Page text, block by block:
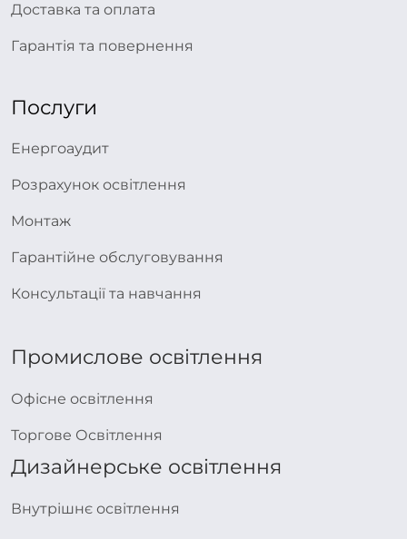
Доставка та оплата
Гарантія та повернення
Послуги
Енергоаудит
Розрахунок освітлення
Монтаж
Гарантійне обслуговування
Консультації та навчання
Промислове освітлення
Офісне освітлення
Торгове Освітлення
Дизайнерське освітлення
Внутрішнє освітлення